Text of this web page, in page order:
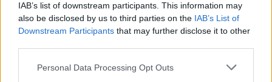
IAB’s list of downstream participants. This information may
also be disclosed by us to third parties on the IAB’s List of
Downstream Participants that may further disclose it to other
Personal Data Processing Opt Outs
Τηλεφωνικό Κέντρο
25313-52400
FAX Δήμου
25310-22756
25310-22797